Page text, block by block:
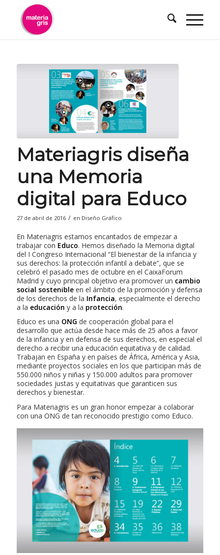
contenido
Materiagris diseña
una Memoria
digital para Educo
27 de abril de 2016 / en Diseño Gráfico
En Materiagris estamos encantados de empezar a
trabajar con Educo. Hemos diseñado la Memoria digital
del I Congreso Internacional “El bienestar de la infancia y
sus derechos: la protección infantil a debate”, que se
celebró el pasado mes de octubre en el CaixaForum
Madrid y cuyo principal objetivo era promover un cambio
social sostenibleen el ámbito de la promoción y defensa
de los derechos de la Infancia, especialmente el derecho
a la educación y a la protección.
Educo es una ONG de cooperación global para el
desarrollo que actúa desde hace más de 25 años a favor
de la infancia y en defensa de sus derechos, en especial el
derecho a recibir una educación equitativa y de calidad.
Trabajan en España y en países de África, América y Asia,
mediante proyectos sociales en los que participan más de
550.000 niños y niñas y 150.000 adultos para promover
sociedades justas y equitativas que garanticen sus
derechos y bienestar.
Para Materiagris es un gran honor empezar a colaborar
con una ONG de tan reconocido prestigio como Educo.